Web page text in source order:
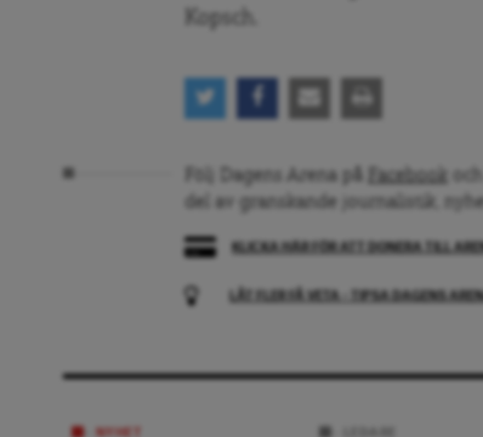
Kopsch.
Följ Dagens Arena på Facebook
del av granskande journalistik,
LÅT FLER FÅ VETA – TIPSA DAGENS